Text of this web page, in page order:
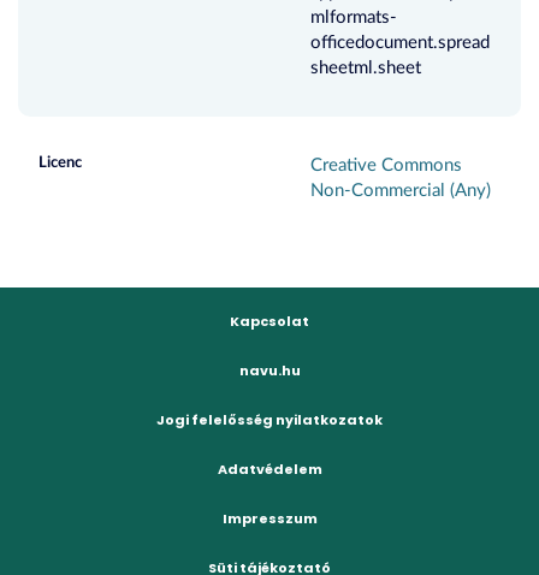
mlformats-
officedocument.spread
sheetml.sheet
Licenc
Creative Commons
Non-Commercial (Any)
Kapcsolat
navu.hu
Jogi felelősség nyilatkozatok
Adatvédelem
Impresszum
Süti tájékoztató